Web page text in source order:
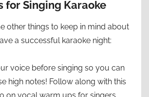
for Singing Karaoke
other things to keep in mind about
a successful karaoke night:
voice before singing so you can
high notes! Follow along with this